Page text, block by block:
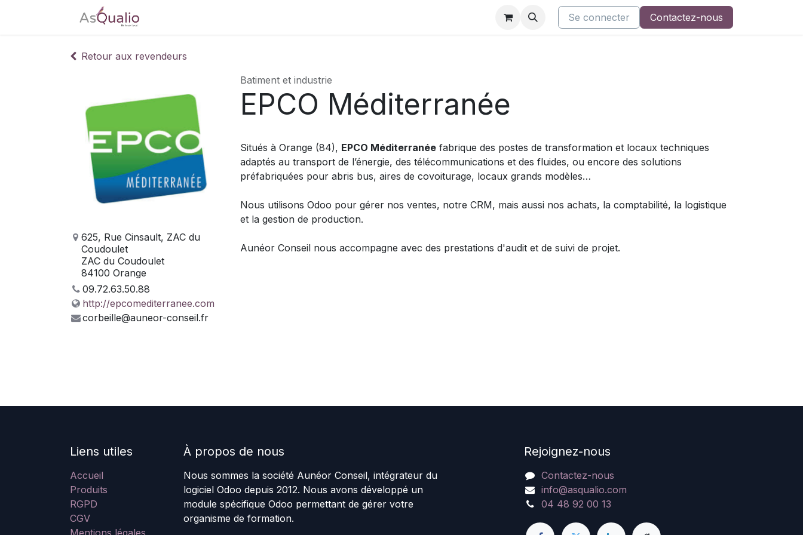
Evènements Nos cours Support AsQualio Restez informé
Se connecter Contactez-nous
Retour aux revendeurs
625, Rue Cinsault, ZAC du
Coudoulet
ZAC du Coudoulet
84100 Orange
09.72.63.50.88
http://epcomediterranee.com
corbeille@auneor-conseil.fr
Batiment et industrie
EPCO Méditerranée
Situés à Orange (84), EPCO Méditerranée fabrique des postes de transformation et locaux techniques
adaptés au transport de l’énergie, des télécommunications et des fluides, ou encore des solutions
préfabriquées pour abris bus, aires de covoiturage, locaux grands modèles…
Nous utilisons Odoo pour gérer nos ventes, notre CRM, mais aussi nos achats, la comptabilité, la logistique
et la gestion de production.
Aunéor Conseil nous accompagne avec des prestations d'audit et de suivi de projet.
Liens utiles
Accueil
Produits
RGPD
CGV
Mentions légales
À propos de nous
Nous sommes la société Aunéor Conseil, intégrateur du
logiciel Odoo depuis 2012. Nous avons développé un
module spécifique Odoo permettant de gérer votre
organisme de formation.
Rejoignez-nous
Contactez-nous
info@asqualio.com
04 48 92 00 13